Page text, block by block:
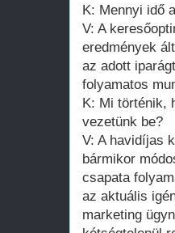
K: Mennyi idő
V: A
eredmények
az adott
folyamatos
K: Mi történik,
vezetünk be?
V: A havidíjas
bármikor
csapata
az aktuális
marketing